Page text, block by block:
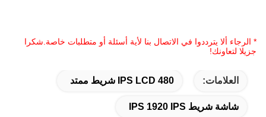
* الرجاء ألا يترددوا في الاتصال بنا لأية أسئلة أو متطلبات خاصة.شكرا
جزيلا لتعاونك!
العلامات: 480 IPS LCD شريط ممتد
شاشة شريط IPS 1920 IPS